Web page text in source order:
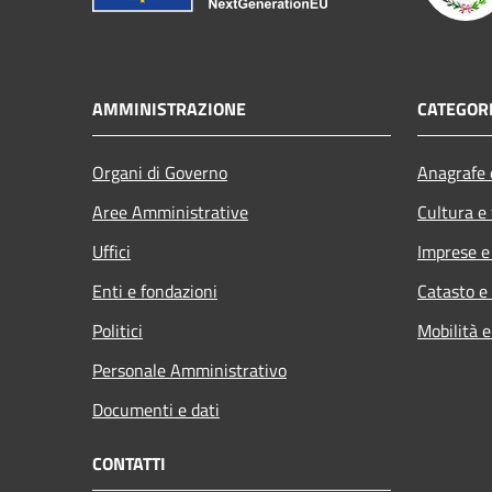
AMMINISTRAZIONE
Organi di Governo
Aree Amministrative
Uffici
Enti e fondazioni
Politici
Personale Amministrativo
Documenti e dati
Cultura
Imprese
Catasto
Mobilità
CONTATTI